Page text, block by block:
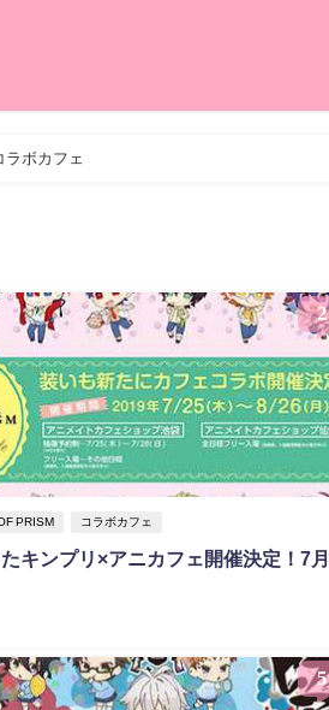
ラボカフェ
2
PRISM コラボカフェ
キンプリ×アニカフェ開催決定！7月
5